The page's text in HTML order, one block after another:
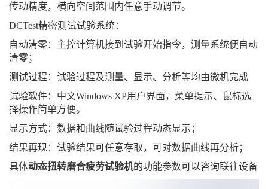
传动精度，横向空间范围内任意手动调节。
DCTest精密测试试验系统：
自动清零：主控计算机接到试验开始指令，测量系统便自动
清零；
测试过程：试验过程及测量、显示、分析等均由微机完成
试验软件：中文Windows XP用户界面，菜单提示、鼠标选
择操作简单方便。
显示方式：数据和曲线随试验过程动态显示；
结果再现：试验结果可任意存取，可对数据曲线再分析；
具体动态扭转磨合疲劳试验机的功能参数可以咨询联往设备